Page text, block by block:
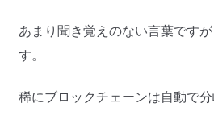
あまり聞き覚えのない言葉です
す。
稀にブロックチェーンは自動で分